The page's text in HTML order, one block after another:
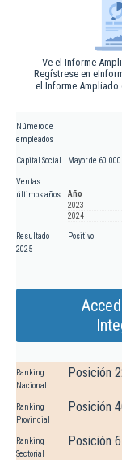
Ve el Informe
Regístrese en
el Informe Ampliado
Número de
empleados
Capital Social Mayor de
Ventas
últimos años
Año
2023
2024
Resultado
2025
Positivo
Ranking
Nacional
Posición
Ranking
Provincial
Posición
Ranking
Sectorial
Posición